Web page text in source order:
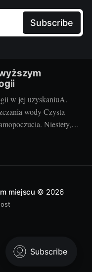
Subscribe
w jej uzyskaniuA.
wody Czysta
Niestety,
uniemożliwia
Trudno też zawsze
miejscu © 2026